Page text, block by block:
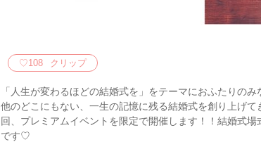
♡108 クリップ
「人生が変わるほどの結婚式を」をテーマにおふたりの
他のどこにもない、一生の記憶に残る結婚式を創り上げ
回、プレミアムイベントを限定で開催します！！結婚式
です♡